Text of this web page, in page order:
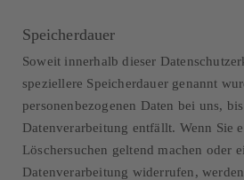
Speicherdauer
Soweit innerhalb dieser
speziellere Speicherdauer genannt
personenbezogenen Daten bei uns,
Datenverarbeitung entfällt. Wenn Sie
Löschersuchen geltend machen oder
Datenverarbeitung widerrufen,